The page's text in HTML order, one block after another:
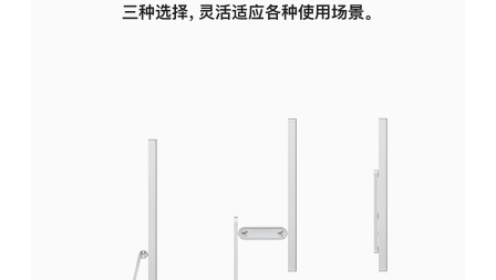
三种选择，灵活适应各种使用场景。